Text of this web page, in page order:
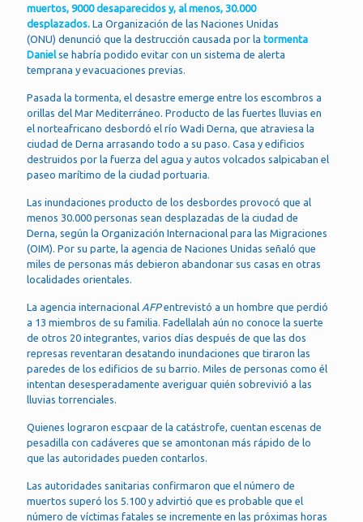
muertos, 9000 desaparecidos y, al menos, 30.000
desplazados. La Organización de las Naciones Unidas
(ONU) denunció que la destrucción causada por la tormenta
Danielse habría podido evitar con un sistema de alerta
temprana y evacuaciones previas.
Pasada la tormenta, el desastre emerge entre los escombros a
orillas del Mar Mediterráneo. Producto de las fuertes lluvias en
el norteafricano desbordó el río Wadi Derna, que atraviesa la
ciudad de Derna arrasando todo a su paso. Casa y edificios
destruidos por la fuerza del agua y autos volcados salpicaban el
paseo marítimo de la ciudad portuaria.
Las inundaciones producto de los desbordes provocó que al
menos 30.000 personas sean desplazadas de la ciudad de
Derna, según la Organización Internacional para las Migraciones
(OIM). Por su parte, la agencia de Naciones Unidas señaló que
miles de personas más debieron abandonar sus casas en otras
localidades orientales.
La agencia internacional AFPentrevistó a un hombre que perdió
a 13 miembros de su familia. Fadellalah aún no conoce la suerte
de otros 20 integrantes, varios días después de que las dos
represas reventaran desatando inundaciones que tiraron las
paredes de los edificios de su barrio. Miles de personas como él
intentan desesperadamente averiguar quién sobrevivió a las
lluvias torrenciales.
Quienes lograron escpaar de la catástrofe, cuentan escenas de
pesadilla con cadáveres que se amontonan más rápido de lo
que las autoridades pueden contarlos.
Las autoridades sanitarias confirmaron que el número de
muertos superó los 5.100 y advirtió que es probable que el
número de víctimas fatales se incremente en las próximas horas